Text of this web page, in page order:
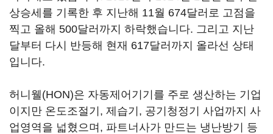
상승세를 기록한 후 지난해 11월 674달러로 고점을
찍고 올해 500달러까지 하락했습니다. 그리고 지난
달부터 다시 반등해 현재 617달러까지 올라선 상태
입니다.
허니웰(HON)은 자동제어기기를 주로 생산하는 기업
이지만 온도조절기, 제습기, 공기청정기 사업까지 사
업영역을 넓혔으며, 파트너사가 만드는 냉난방기 등